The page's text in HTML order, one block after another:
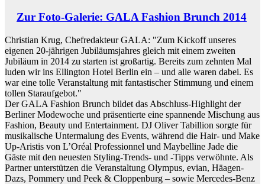
Zur Foto-Galerie: GALA Fashion Brunch 2014
Christian Krug, Chefredakteur GALA: "Zum Kickoff unseres
eigenen 20-jährigen Jubiläumsjahres gleich mit einem zweiten
Jubiläum in 2014 zu starten ist großartig. Bereits zum zehnten Mal
luden wir ins Ellington Hotel Berlin ein – und alle waren dabei. Es
war eine tolle Veranstaltung mit fantastischer Stimmung und einem
tollen Staraufgebot."
Der GALA Fashion Brunch bildet das Abschluss-Highlight der
Berliner Modewoche und präsentierte eine spannende Mischung aus
Fashion, Beauty und Entertainment. DJ Oliver Tabillion sorgte für
musikalische Untermalung des Events, während die Hair- und Make
Up-Aristis von L’Oréal Professionnel und Maybelline Jade die
Gäste mit den neuesten Styling-Trends- und -Tipps verwöhnte. Als
Partner unterstützen die Veranstaltung Olympus, evian, Häagen-
Dazs, Pommery und Peek & Cloppenburg – sowie Mercedes-Benz